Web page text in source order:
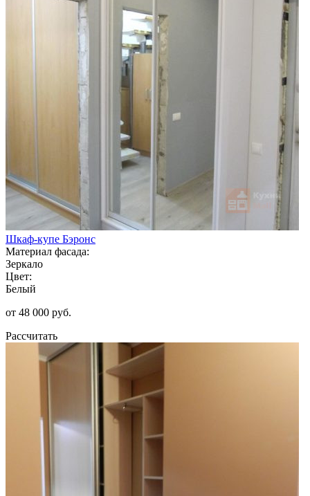
Шкаф-купе Бэронс
Материал фасада:
Зеркало
Цвет:
Белый
от 48 000 руб.
Рассчитать